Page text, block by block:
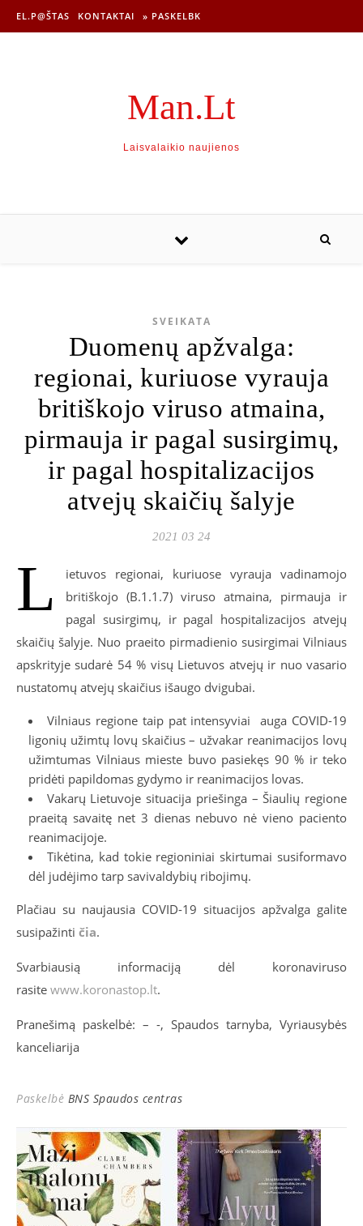
EL.P@ŠTAS KONTAKTAI » PASKELBK
Man.Lt
Laisvalaikio naujienos
SVEIKATA
Duomenų apžvalga:
regionai, kuriuose vyrauja
britiškojo viruso atmaina,
pirmauja ir pagal susirgimų,
ir pagal hospitalizacijos
atvejų skaičių šalyje
2021 03 24
L
ietuvos regionai, kuriuose vyrauja vadinamojo
britiškojo (B.1.1.7) viruso atmaina, pirmauja ir
pagal susirgimų, ir pagal hospitalizacijos atvejų
skaičių šalyje. Nuo praeito pirmadienio susirgimai Vilniaus
apskrityje sudarė 54 % visų Lietuvos atvejų ir nuo vasario
nustatomų atvejų skaičius išaugo dvigubai.
Vilniaus regione taip pat intensyviai auga COVID-19
ligonių užimtų lovų skaičius – užvakar reanimacijos lovų
užimtumas Vilniaus mieste buvo pasiekęs 90 % ir teko
pridėti papildomas gydymo ir reanimacijos lovas.
Vakarų Lietuvoje situacija priešinga – Šiaulių regione
praeitą savaitę net 3 dienas nebuvo nė vieno paciento
reanimacijoje.
Tikėtina, kad tokie regioniniai skirtumai susiformavo
dėl judėjimo tarp savivaldybių ribojimų.
Plačiau su naujausia COVID-19 situacijos apžvalga galite
susipažinti čia.
Svarbiausią informaciją dėl koronaviruso
rasite www.koronastop.lt.
Pranešimą paskelbė: – -, Spaudos tarnyba, Vyriausybės
kanceliarija
Paskelbė BNS Spaudos centras